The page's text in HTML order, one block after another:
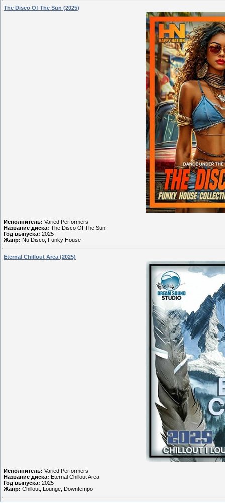
The Disco Of The Sun (2025)
Исполнитель: Varied Performers
Название диска: The Disco Of The Sun
Год выпуска: 2025
Жанр: Nu Disco, Funky House
Eternal Chillout Area (2025)
Исполнитель: Varied Performers
Название диска: Eternal Chillout Area
Год выпуска: 2025
Жанр: Chillout, Lounge, Downtempo